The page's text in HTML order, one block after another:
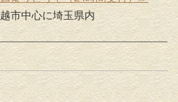
市中心に埼玉県内